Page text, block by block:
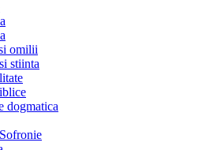
omilii
stiinta
dogmatica